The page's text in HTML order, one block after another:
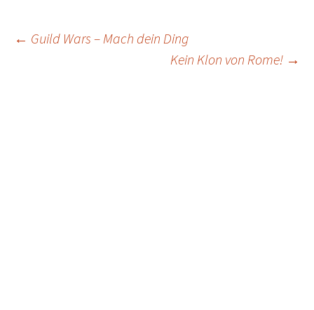
Post
← Guild Wars – Mach dein Ding
Kein Klon von Rome! →